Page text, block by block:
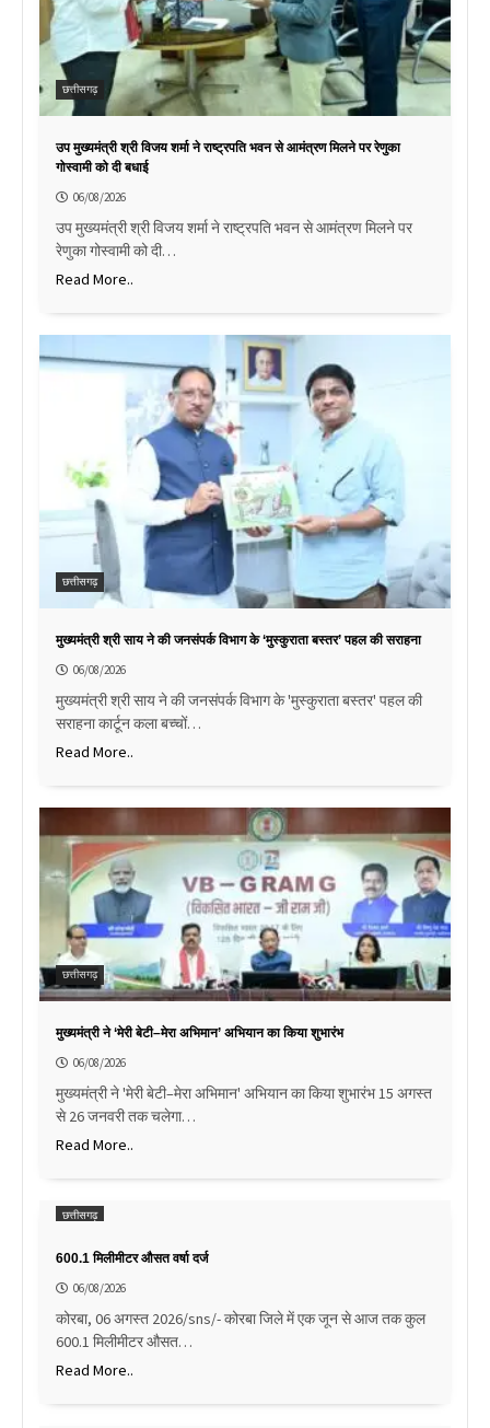
छत्तीसगढ़
उप मुख्यमंत्री श्री विजय शर्मा ने राष्ट्रपति भवन से आमंत्रण मिलने पर रेणुका
गोस्वामी को दी बधाई
06/08/2026
उप मुख्यमंत्री श्री विजय शर्मा ने राष्ट्रपति भवन से आमंत्रण मिलने पर
रेणुका गोस्वामी को दी…
Read More..
छत्तीसगढ़
मुख्यमंत्री श्री साय ने की जनसंपर्क विभाग के ‘मुस्कुराता बस्तर’ पहल की सराहना
06/08/2026
मुख्यमंत्री श्री साय ने की जनसंपर्क विभाग के 'मुस्कुराता बस्तर' पहल की
सराहना कार्टून कला बच्चों…
Read More..
छत्तीसगढ़
मुख्यमंत्री ने ‘मेरी बेटी–मेरा अभिमान’ अभियान का किया शुभारंभ
06/08/2026
मुख्यमंत्री ने 'मेरी बेटी–मेरा अभिमान' अभियान का किया शुभारंभ 15 अगस्त
से 26 जनवरी तक चलेगा…
Read More..
छत्तीसगढ़
600.1 मिलीमीटर औसत वर्षा दर्ज
06/08/2026
कोरबा, 06 अगस्त 2026/sns/- कोरबा जिले में एक जून से आज तक कुल
600.1 मिलीमीटर औसत…
Read More..